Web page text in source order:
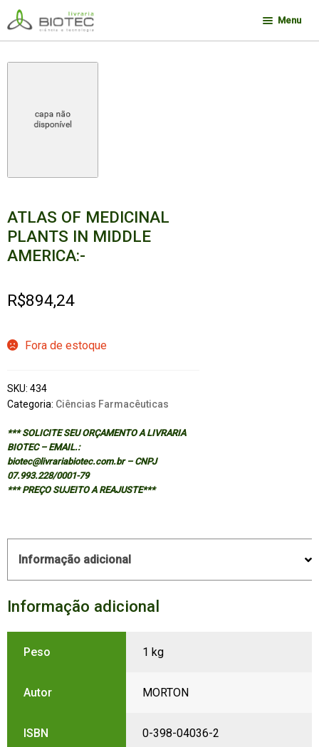
Pular
para
navegação
Pular
para
o
conteúdo
Menu
ATLAS OF MEDICINAL
PLANTS IN MIDDLE
AMERICA:-
R$894,24
Fora de estoque
SKU: 434
Categoria: Ciências Farmacêuticas
*** SOLICITE SEU ORÇAMENTO A LIVRARIA
BIOTEC – EMAIL.:
biotec@livrariabiotec.com.br – CNPJ
07.993.228/0001-79
*** PREÇO SUJEITO A REAJUSTE***
Informação adicional
Informação adicional
Peso 1 kg
Autor MORTON
ISBN 0-398-04036-2